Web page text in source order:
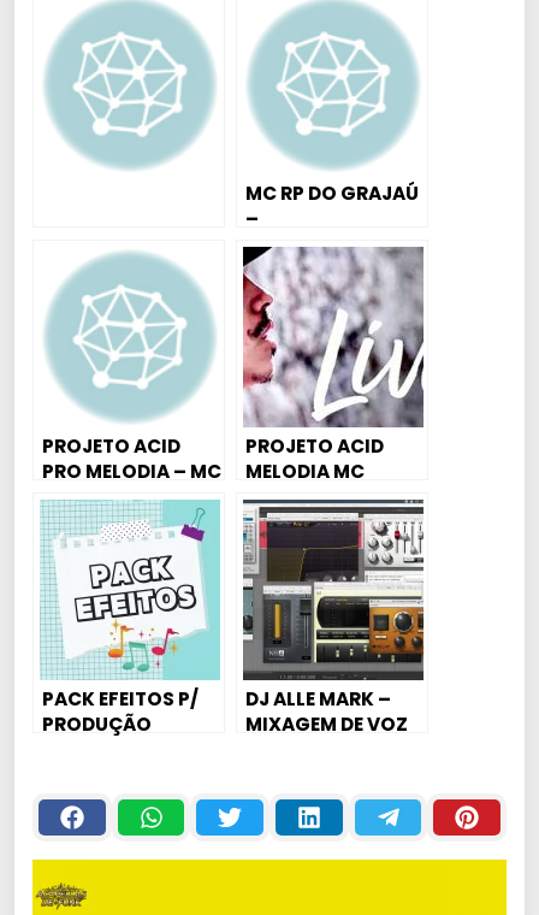
Teclado )
DAVID MM
MC RP DO GRAJAÚ
–
FREQUENTEMENTE
PROD.
KITDEPONTOS &
DAVID MM
PROJETO ACID
PRO MELODIA – MC
DELANO – NA
PONTA ELA FICA DJ
DAVI MM
PROJETO ACID
MELODIA MC
LIVINHO – FAZER
FALTA DJ DAVID
MM
PACK EFEITOS P/
PRODUÇÃO
DJ ALLE MARK –
MIXAGEM DE VOZ